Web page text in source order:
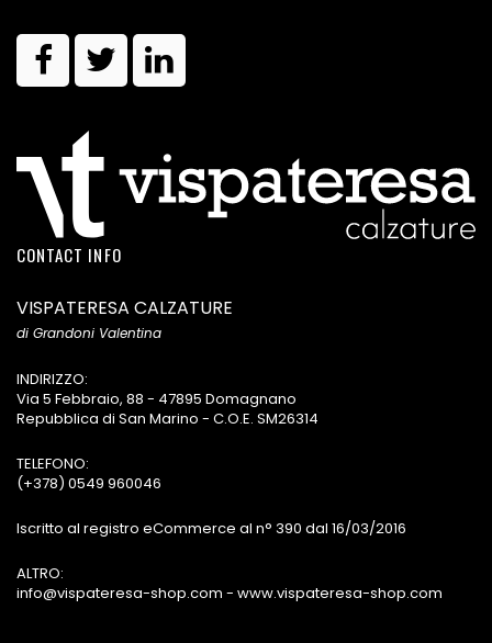
CONTACT INFO
VISPATERESA CALZATURE
di Grandoni Valentina
INDIRIZZO:
Via 5 Febbraio, 88 - 47895 Domagnano
Repubblica di San Marino - C.O.E. SM26314
TELEFONO:
(+378) 0549 960046
Iscritto al registro eCommerce al n° 390 dal 16/03/2016
ALTRO:
info@vispateresa-shop.com - www.vispateresa-shop.com